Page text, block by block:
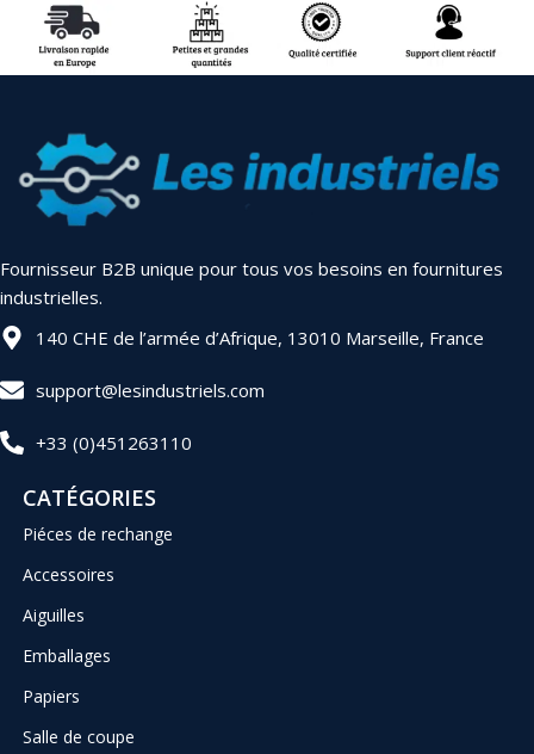
Fournisseur B2B unique pour tous vos besoins en fournitures
industrielles.
140 CHE de l’armée d’Afrique, 13010 Marseille, France
support@lesindustriels.com
+33 (0)451263110
CATÉGORIES
Piéces de rechange
Accessoires
Aiguilles
Emballages
Papiers
Salle de coupe